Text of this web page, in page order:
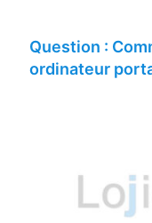
Question :
ordinateur